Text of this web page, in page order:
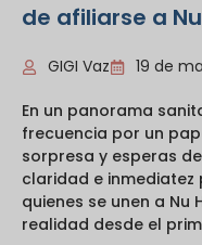
de afiliarse a
GIGI Vaz 19 de
En un panorama
frecuencia por un
sorpresa y esperas
claridad e inmediatez
quienes se unen a Nu
realidad desde el